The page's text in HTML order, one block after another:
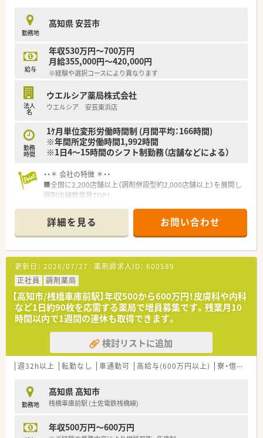
■複数店舗展開されているチェーン薬局を希望されている方
等 少しでも気になる方はお気軽にお問い合わせ下さい。
勤務地
高知県 安芸市
給与
年収530万円～700万円
月給355,000円～420,000円
※経験や選択コースにより異なります
法人
名
ウエルシア薬局株式会社
ウエルシア 安芸東浜店
勤務
時間
1ｹ月単位変形労働時間制 (月間平均：166時間)
※年間所定労働時間1,992時間
※1日4～15時間のシフト制勤務（店舗などによる）
・・＊ 会社の特徴 ＊・・
■全国に2,200店舗以上（調剤併設型約2,000店舗以上）を展開し
調剤店舗数業界TOP！
頑張り次第で高給与も可能！
■経験や勤務コースによりますが、経験の少ない方でも500万前
半スタートと業界TOP水準！
■職種や職域に合わせ、豊富な社内研修や外部組織と連携した研
修を用意されています
■薬剤師が中心の会社だからこそ活躍できるキャリアパスが多
種多様に用意されています。
■店舗拡大に伴い、エリアマネジャーや営業部長等のマネジメン
トのポジションも増えます。
■在宅や教育等の専門性を活かせるスペシャリストを目指すこ
とも可能です。
■その他にも、管理部門や商品部門等の本社スタッフなど活動領
域は多種多様です。
■在宅実施店舗は年々増加しており、在宅医療へもしっかりと関
わる事ができます。
時短勤務ができるよう変更予定です。
■年間休日が120日とワークライフバランスが整っています
■日用品から常備薬まで、従業員割引制度など嬉しいメリットも
詳細を見る お問い合わせ
更新日： 2026/07/27 薬剤師求人ID： 600589
正社員
調剤薬局
【高知市/桟橋車庫前駅】年収500から600万円！皮膚科や内科
など1日約90枚を応需する薬局で増員募集です。残業月10
時間以内で1週間の連休も取得できます。
検討リストに追加
週32h以上 転勤なし 車通勤可 高給与(600万円以上) 寮・借上社宅あり
勤務地
高知県 高知市
桟橋車庫前駅 (土佐電鉄桟橋線)
年収500万円～600万円